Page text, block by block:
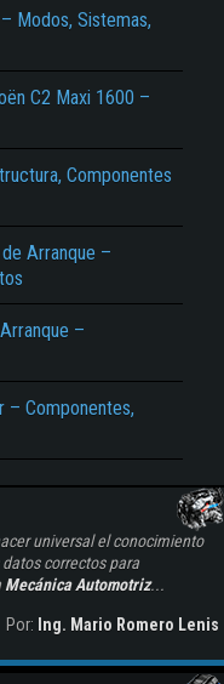
Modos, Sistemas,
C2 Maxi 1600 –
Componentes
Arranque –
–
– Componentes,
universal el conocimiento
correctos para
Mecánica Automotriz...
Por: Ing. Mario Romero Lenis